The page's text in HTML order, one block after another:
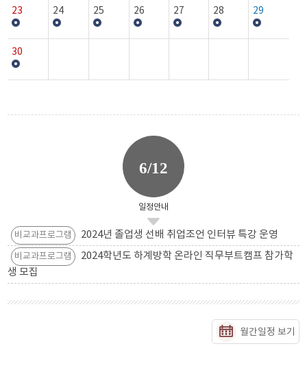
23 24 25 26 27 28 29
30
6/12
일정안내
비교과프로그램 2024년 졸업생 선배 취업조언 인터뷰 특강 운영
비교과프로그램
2024학년도 하계방학 온라인 직무부트캠프 참가학
생 모집
월간일정 보기